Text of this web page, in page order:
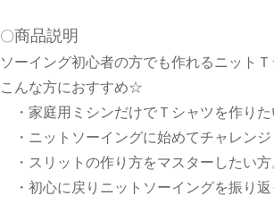
〇商品説明
ソーイング初心者の方でも作れるニットＴ
こんな方におすすめ☆
・家庭用ミシンだけでＴシャツを作りた
・ニットソーイングに始めてチャレンジ
・スリットの作り方をマスターしたい方
・初心に戻りニットソーイングを振り返